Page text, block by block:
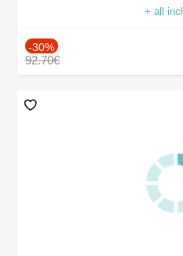
+ all
-30%
92.70€